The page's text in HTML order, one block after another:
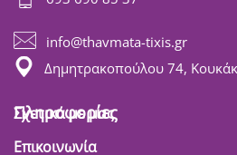
info@thavmata-tixis.gr
Δημητρακοπούλου 74,
Πληροφορίες
Σχετικά με μας
Επικοινωνία